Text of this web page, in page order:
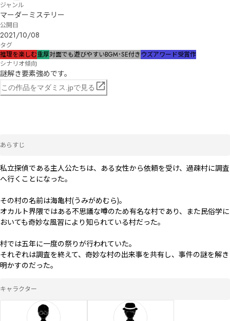
ジャンル
マーダーミステリー
公開日
2021/10/08
タグ
推理を楽しむ重厚対面でも遊びやすいBGM･SE付き ウズアワード受賞作
シナリオ傾向
謎解き要素強めです。
この作品をマダミス.jpで見る
あらすじ
私立探偵である主人公たちは、ある女性から依頼を受け、過疎村に調査
へ行くことになった。
その村の名前は海亀村(うみがめむら)。
オカルト界隈ではある不思議な噂のため有名な村であり、また民俗学に
おいても奇妙な風習により知られている村だった。
村では五年に一度の祭りが行われていた。
それぞれは調査を終えて、奇妙な村の出来事を共有し、事件の謎を解き
明かすのだった。
キャラクター